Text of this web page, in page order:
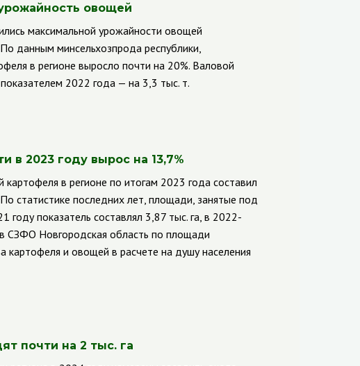
овощей
максимальной урожайности овощей
данным минсельхозпрода республики,
в регионе выросло почти на 20%. Валовой
2022 года — на 3,3 тыс. т.
в 2023 году вырос на 13,7%
в регионе по итогам 2023 года составил
статистике последних лет, площади, занятые под
показатель составлял 3,87 тыс. га, в 2022-
СЗФО Новгородская область по площади
и овощей в расчете на душу населения
почти на 2 тыс. га